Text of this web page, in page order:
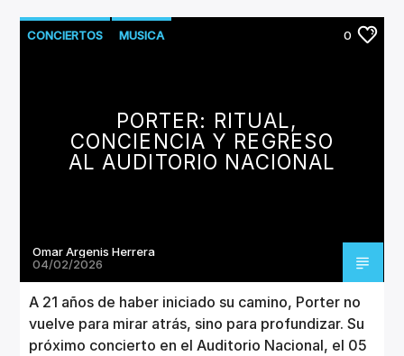
CONCIERTOS MUSICA 0
PORTER: RITUAL,
CONCIENCIA Y REGRESO
AL AUDITORIO NACIONAL
Omar Argenis Herrera
04/02/2026
A 21 años de haber iniciado su camino, Porter no
vuelve para mirar atrás, sino para profundizar. Su
próximo concierto en el Auditorio Nacional, el 05